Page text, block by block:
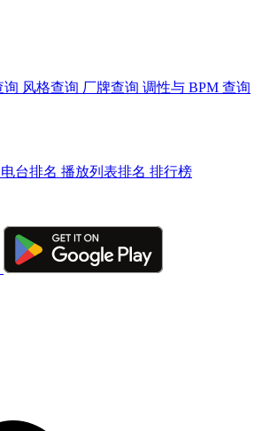
询 风格查询 厂牌查询 调性与 BPM 查询
电台排名 播放列表排名 排行榜